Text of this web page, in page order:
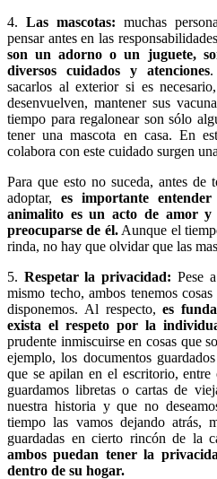
4. Las mascotas: muchas
pensar antes en las
son un adorno o un juguete,
diversos cuidados y atenciones.
sacarlos al exterior si es
desenvuelven, mantener sus
tiempo para regalonear son sólo
tener una mascota en casa. En
colabora con este cuidado surgen
Para que esto no suceda, antes
adoptar, es importante
animalito es un acto de amor y
preocuparse de él.Aunque el
rinda, no hay que olvidar que las
5. Respetar la privacidad: Pese
mismo techo, ambos tenemos
disponemos. Al respecto,es
exista el respeto por la
prudente inmiscuirse en cosas que
ejemplo, los documentos
que se apilan en el escritorio, entre
guardamos libretas o cartas de
nuestra historia y que no
tiempo las vamos dejando atrás,
guardadas en cierto rincón de la
ambos puedan tener la
dentro de su hogar.